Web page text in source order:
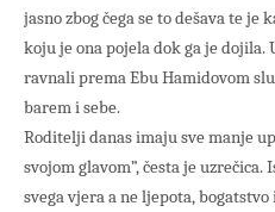
jasno zbog čega se to dešava te
koju je ona pojela dok ga je dojila.
ravnali prema Ebu Hamidovom
barem i sebe.
Roditelji danas imaju sve manje
svojom glavom”, česta je
svega vjera a ne ljepota,